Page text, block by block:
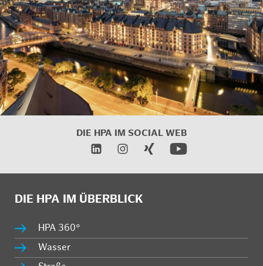
DIE HPA IM SOCIAL WEB
DIE HPA IM ÜBERBLICK
HPA 360°
Wasser